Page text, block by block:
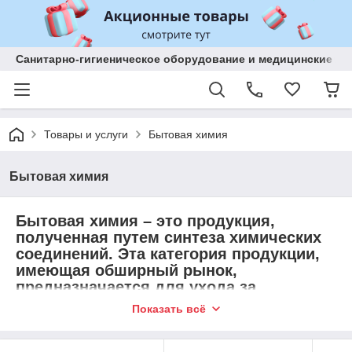
Санитарно-гигиеническое оборудование и медицинские
Товары и услуги Бытовая химия
Бытовая химия
Бытовая химия – это продукция,
полученная путем синтеза химических
соединений. Эта категория продукции,
имеющая обширный рынок,
предназначается для ухода за
имуществом: домом, техникой, садом,
также используется для соблюдения
Показать всё